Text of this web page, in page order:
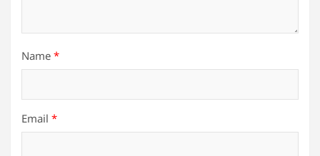
Name *
Email *